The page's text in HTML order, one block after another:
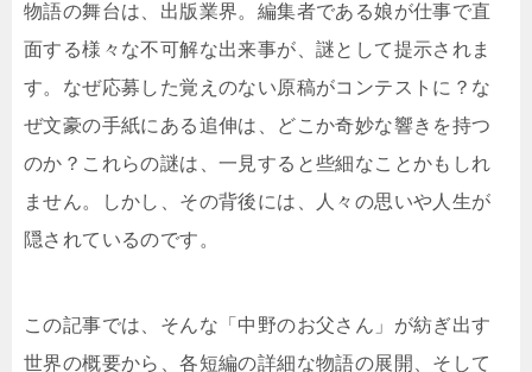
物語の舞台は、出版業界。編集者である娘が仕事で直
面する様々な不可解な出来事が、謎として提示されま
す。なぜ応募した覚えのない原稿がコンテストに？な
ぜ文豪の手紙にある追伸は、どこか奇妙な響きを持つ
のか？これらの謎は、一見すると些細なことかもしれ
ません。しかし、その背後には、人々の思いや人生が
隠されているのです。
この記事では、そんな「中野のお父さん」が紡ぎ出す
世界の概要から、各短編の詳細な物語の展開、そして